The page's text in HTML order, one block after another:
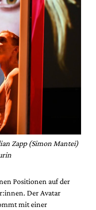
Zapp (Simon Mantei)
Positionen auf der
Der Avatar
mit einer